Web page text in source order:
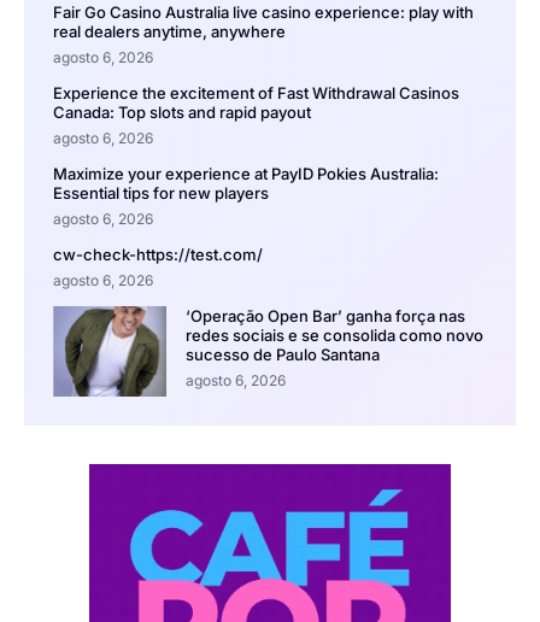
Fair Go Casino Australia live casino experience: play with
real dealers anytime, anywhere
agosto 6, 2026
Experience the excitement of Fast Withdrawal Casinos
Canada: Top slots and rapid payout
agosto 6, 2026
Maximize your experience at PayID Pokies Australia:
Essential tips for new players
agosto 6, 2026
cw-check-https://test.com/
agosto 6, 2026
‘Operação Open Bar’ ganha força nas
redes sociais e se consolida como novo
sucesso de Paulo Santana
agosto 6, 2026